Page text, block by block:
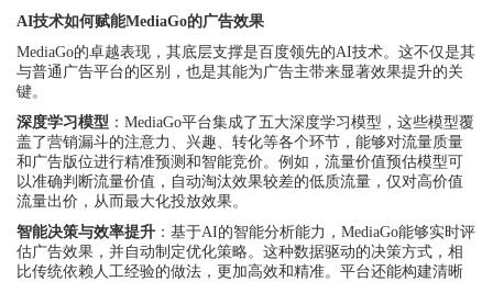
AI技术如何赋能MediaGo的广告效果
MediaGo的卓越表现，其底层支撑是百度领先的AI技术。这不仅是其
与普通广告平台的区别，也是其能为广告主带来显著效果提升的关
键。
深度学习模型 ：MediaGo平台集成了五大深度学习模型，这些模型覆
盖了营销漏斗的注意力、兴趣、转化等各个环节，能够对流量质量
和广告版位进行精准预测和智能竞价。例如，流量价值预估模型可
以准确判断流量价值，自动淘汰效果较差的低质流量，仅对高价值
流量出价，从而最大化投放效果。
智能决策与效率提升 ：基于AI的智能分析能力，MediaGo能够实时评
估广告效果，并自动制定优化策略。这种数据驱动的决策方式，相
比传统依赖人工经验的做法，更加高效和精准。平台还能构建清晰